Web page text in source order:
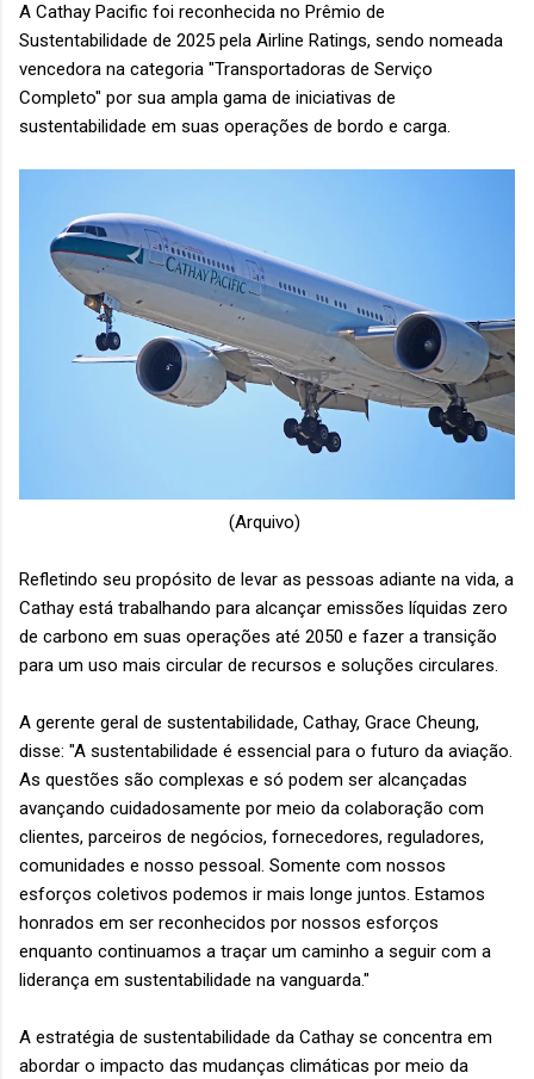
A Cathay Pacific foi reconhecida no Prêmio de
Sustentabilidade de 2025 pela Airline Ratings, sendo nomeada
vencedora na categoria "Transportadoras de Serviço
Completo" por sua ampla gama de iniciativas de
sustentabilidade em suas operações de bordo e carga.
(Arquivo)
Refletindo seu propósito de levar as pessoas adiante na vida, a
Cathay está trabalhando para alcançar emissões líquidas zero
de carbono em suas operações até 2050 e fazer a transição
para um uso mais circular de recursos e soluções circulares.
A gerente geral de sustentabilidade, Cathay, Grace Cheung,
disse: "A sustentabilidade é essencial para o futuro da aviação.
As questões são complexas e só podem ser alcançadas
avançando cuidadosamente por meio da colaboração com
clientes, parceiros de negócios, fornecedores, reguladores,
comunidades e nosso pessoal. Somente com nossos
esforços coletivos podemos ir mais longe juntos. Estamos
honrados em ser reconhecidos por nossos esforços
enquanto continuamos a traçar um caminho a seguir com a
liderança em sustentabilidade na vanguarda."
A estratégia de sustentabilidade da Cathay se concentra em
abordar o impacto das mudanças climáticas por meio da